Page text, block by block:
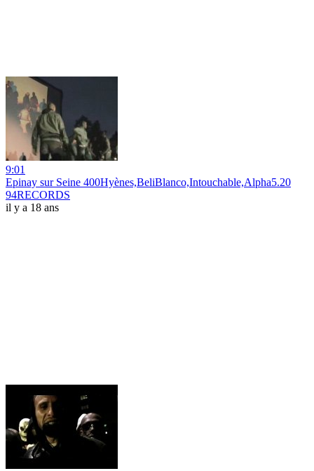
9:01
Epinay sur Seine 400Hyènes,BeliBlanco,Intouchable,Alpha5.20
94RECORDS
il y a 18 ans